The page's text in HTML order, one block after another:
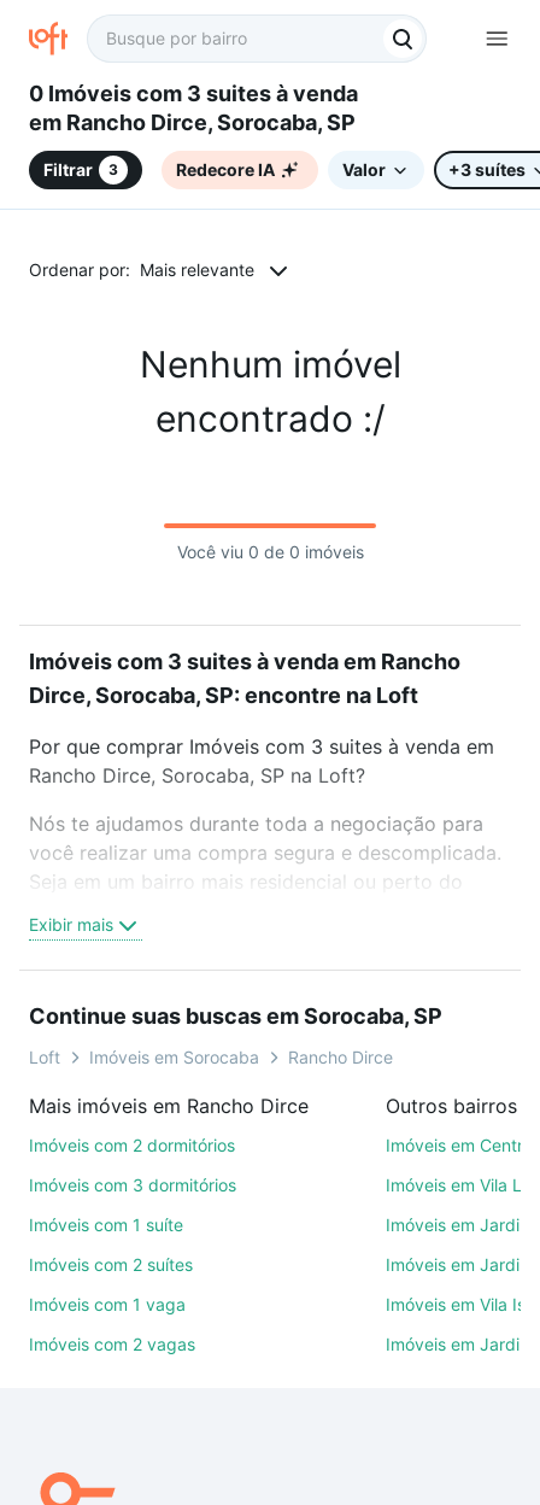
0 Imóveis com 3 suites à venda
em Rancho Dirce, Sorocaba, SP
Filtrar 3 Redecore IA Valor +3 suítes
Ordenar por: Mais relevante
Nenhum imóvel
encontrado :/
Você viu 0 de 0 imóveis
Imóveis com 3 suites à venda em Rancho
Dirce, Sorocaba, SP: encontre na Loft
Por que comprar Imóveis com 3 suites à venda em
Rancho Dirce, Sorocaba, SP na Loft?
Nós te ajudamos durante toda a negociação para
você realizar uma compra segura e descomplicada.
Seja em um bairro mais residencial ou perto do
oferta ideal de Imóveis com 3 suites à venda em
Rancho Dirce, Sorocaba, SP para conquistar seu
videochamada, é grátis, sem compromisso e você
ainda conta com mais de 46 mil corretores e
de imóveis.
ruas, bairros e até condomínios favoritos. Você
também pode usar os filtros como quantidade de
quartos, suítes, com ou sem vaga de garagem para
comodidades, como piscina, academia, salão de
Qual o preço de Imóveis com 3 suites à venda em
Exibir mais
Continue suas buscas em Sorocaba, SP
Loft Imóveis em Sorocaba Rancho Dirce
Mais imóveis em Rancho Dirce
Imóveis com 2 dormitórios
Imóveis com 3 dormitórios
Imóveis com 1 suíte
Imóveis com 2 suítes
Imóveis com 1 vaga
Imóveis com 2 vagas
Outros bairros
Imóveis em Centro
Imóveis em Vila
Imóveis em Jardim
Imóveis em Jardim
Imóveis em Vila
Imóveis em Jardim